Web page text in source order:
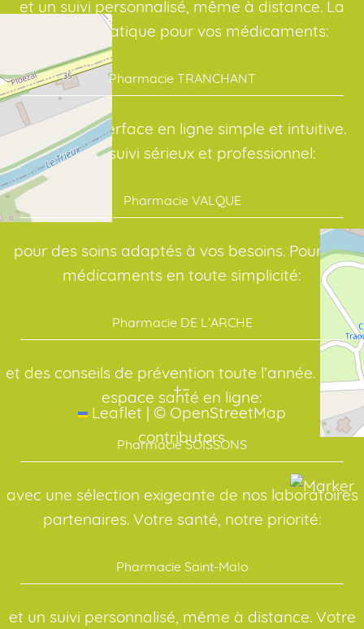
+−
Leaflet | © OpenStreetMap
contributors
et un suivi personnalisé, même à distance. La
solution pratique pour vos médicaments:
Pharmacie TRANCHANT
avec une interface en ligne simple et intuitive.
Avec un suivi sérieux et professionnel:
Pharmacie VALQUE
pour des soins adaptés à vos besoins. Pour vos
médicaments en toute simplicité:
Pharmacie DE L’ARCHE
et des conseils de prévention toute l’année. Votre
espace santé en ligne:
Pharmacie SOISSONS
avec une sélection exigeante de nos laboratoires
partenaires. Votre santé, notre priorité:
Pharmacie Saint-Malo
et un suivi personnalisé, même à distance. Votre